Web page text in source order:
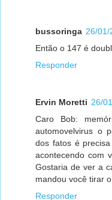
bussoringa 26/01/
Então o 147 é
Responder
Ervin Moretti 26/
Caro Bob:
automovelvirus o
dos fatos é
acontecendo com
Gostaria de ver a
mandou você tirar
Responder